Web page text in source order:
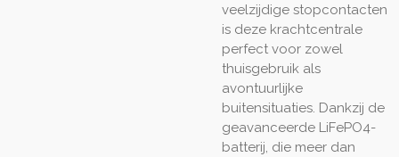
veelzijdige stopcontacten
is deze krachtcentrale
perfect voor zowel
thuisgebruik als
avontuurlijke
buitensituaties. Dankzij de
geavanceerde LiFePO4-
batterij, die meer dan